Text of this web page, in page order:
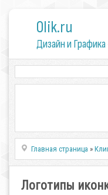
0lik.ru
Дизайн и
Главная страница »
Логотипы